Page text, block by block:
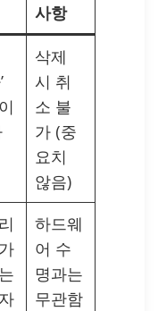
사항
삭제
시 취
소 불
가 (중
요치
않음)
하드웨
어 수
명과는
무관함